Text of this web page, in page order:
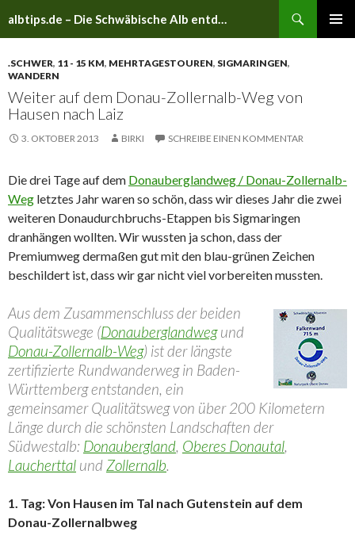
albtips.de – Die Schwäbische Alb entdecken
SPRINGEN
.SCHWER, 11 - 15 KM, MEHRTAGESTOUREN, SIGMARINGEN,
WANDERN
Weiter auf dem Donau-Zollernalb-Weg von
Hausen nach Laiz
3. OKTOBER 2013 BIRKI SCHREIBE EINEN KOMMENTAR
Die drei Tage auf dem Donauberglandweg / Donau-Zollernalb-
Weg letztes Jahr waren so schön, dass wir dieses Jahr die zwei
weiteren Donaudurchbruchs-Etappen bis Sigmaringen
dranhängen wollten. Wir wussten ja schon, dass der
Premiumweg dermaßen gut mit den blau-grünen Zeichen
beschildert ist, dass wir gar nicht viel vorbereiten mussten.
Aus dem Zusammenschluss der beiden
Qualitätswege (Donauberglandwegund
Donau-Zollernalb-Weg) ist der längste
zertifizierte Rundwanderweg in Baden-
Württemberg entstanden, ein
gemeinsamer Qualitätsweg von über 200 Kilometern
Länge durch die schönsten Landschaften der
Südwestalb: Donaubergland, Oberes Donautal,
Laucherttal und Zollernalb.
1. Tag: Von Hausen im Tal nach Gutenstein auf dem
Donau-Zollernalbweg